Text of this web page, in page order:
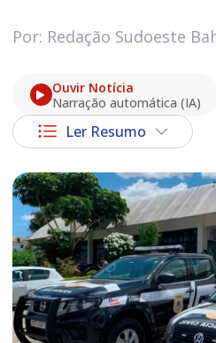
Por: Redação Sudoeste
Ouvir Notícia
Narração automática (IA)
Ler Resumo